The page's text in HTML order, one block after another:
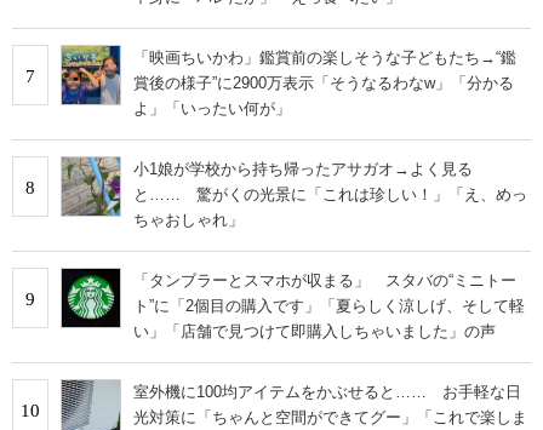
7
「映画ちいかわ」鑑賞前の楽しそうな子どもたち→“鑑
賞後の様子”に2900万表示「そうなるわなw」「分かる
よ」「いったい何が」
8
小1娘が学校から持ち帰ったアサガオ→よく見る
と…… 驚がくの光景に「これは珍しい！」「え、めっ
ちゃおしゃれ」
9
「タンブラーとスマホが収まる」 スタバの“ミニトー
ト”に「2個目の購入です」「夏らしく涼しげ、そして軽
い」「店舗で見つけて即購入しちゃいました」の声
10
室外機に100均アイテムをかぶせると…… お手軽な日
光対策に「ちゃんと空間ができてグー」「これで楽しま